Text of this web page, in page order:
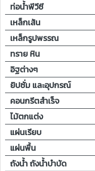
ท่อน้ำพีวีซี
เหล็กเส้น
เหล็กรูปพรรณ
ทราย หิน
อิฐต่างๆ
ยิปซั่ม และอุปกรณ์
คอนกรีตสำเร็จ
ไม้ตกแต่ง
แผ่นเรียบ
แผ่นพื้น
ถังน้ำ ถังน้ำบำบัด